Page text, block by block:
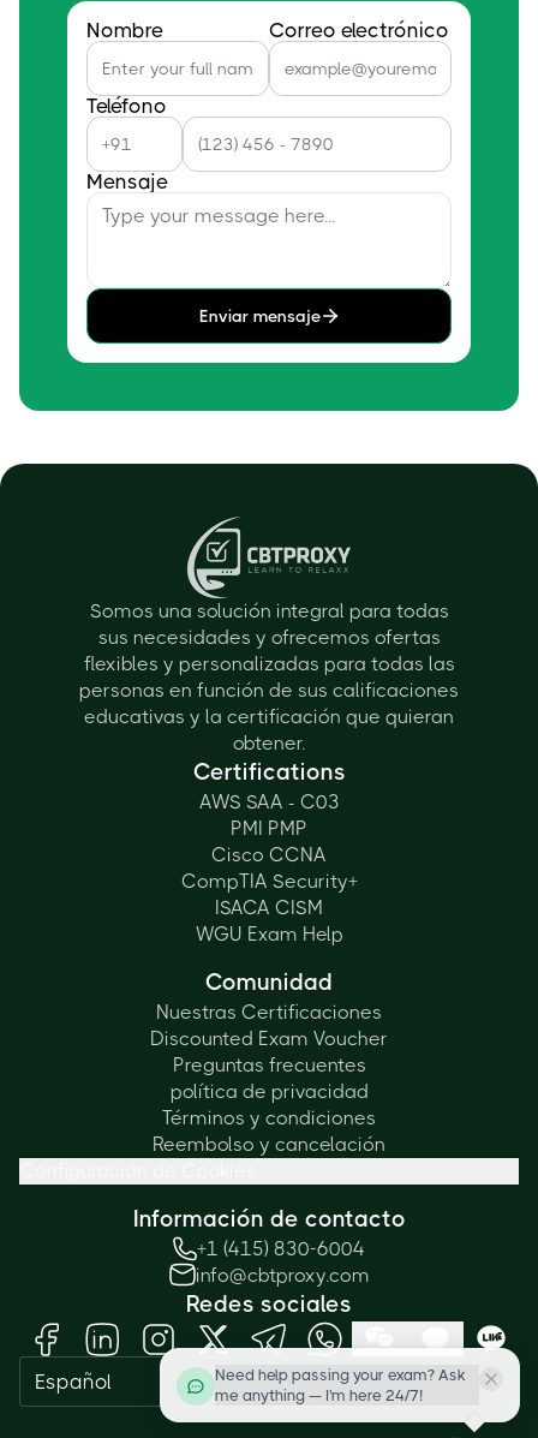
Nombre Correo electrónico
Teléfono
Mensaje
Enviar mensaje
Somos una solución integral para todas
sus necesidades y ofrecemos ofertas
flexibles y personalizadas para todas las
personas en función de sus calificaciones
educativas y la certificación que quieran
obtener.
Certifications
AWS SAA - C03
PMI PMP
Cisco CCNA
CompTIA Security+
ISACA CISM
WGU Exam Help
Comunidad
Nuestras Certificaciones
Discounted Exam Voucher
Preguntas frecuentes
política de privacidad
Términos y condiciones
Reembolso y cancelación
Información de contacto
+1 (415) 830-6004
info@cbtproxy.com
Redes sociales
Español
Need help passing your exam? Ask
me anything — I'm here 24/7!